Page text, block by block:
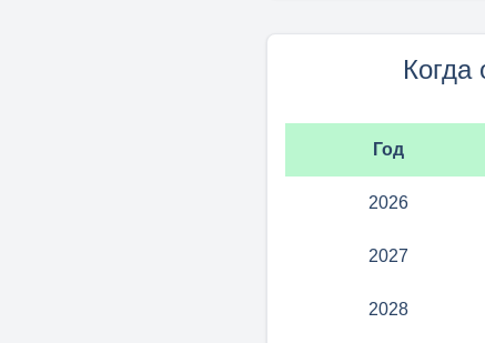
Когда
Год
2026
2027
2028